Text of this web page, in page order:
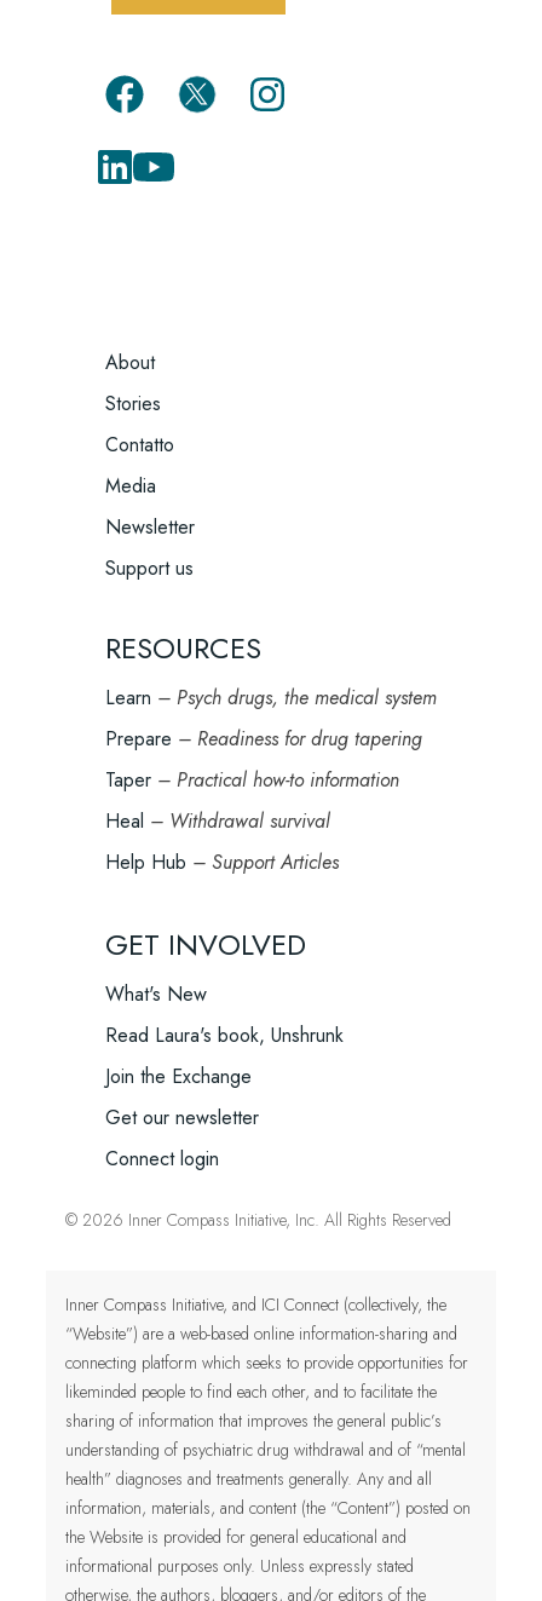
FOOTER
MENU
About
Stories
Contatto
Media
Newsletter
Support us
RESOURCES
Learn – Psych drugs, the medical system
Prepare – Readiness for drug tapering
Taper – Practical how-to information
Heal – Withdrawal survival
Help Hub – Support Articles
GET INVOLVED
What's New
Read Laura's book, Unshrunk
Join the Exchange
Get our newsletter
Connect login
© 2026 Inner Compass Initiative, Inc. All Rights Reserved
Inner Compass Initiative, and ICI Connect (collectively, the
“Website”) are a web-based online information-sharing and
connecting platform which seeks to provide opportunities for
likeminded people to find each other, and to facilitate the
sharing of information that improves the general public’s
understanding of psychiatric drug withdrawal and of “mental
health” diagnoses and treatments generally. Any and all
information, materials, and content (the “Content”) posted on
the Website is provided for general educational and
informational purposes only. Unless expressly stated
otherwise, the authors, bloggers, and/or editors of the